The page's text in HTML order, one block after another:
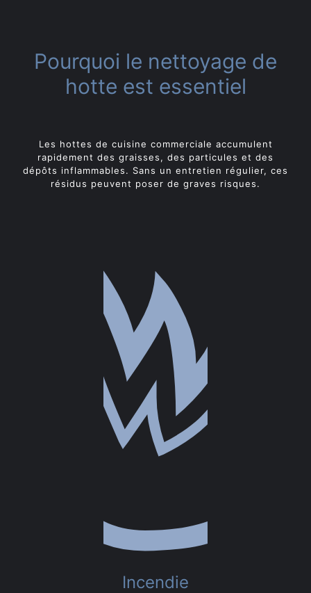
Pourquoi le nettoyage de
hotte est essentiel
Les hottes de cuisine commerciale accumulent
rapidement des graisses, des particules et des
dépôts inflammables. Sans un entretien régulier, ces
résidus peuvent poser de graves risques.
Incendie